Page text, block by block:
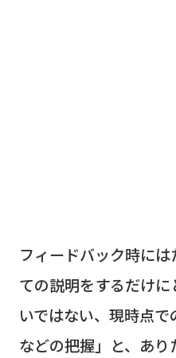
フィードバック時には
ての説明をするだけ
いではない、現時点
などの把握」と、あ